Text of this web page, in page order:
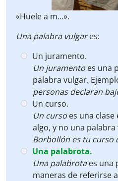
«Huele a m...».
Una palabra vulgares:
Un juramento.
Un juramento es una
palabra vulgar.
personas declaran
Un curso.
Un curso es una
algo, y no una palabra
Borbollón es tu curso
Una palabrota.
Una palabrotaes una
maneras de referirse